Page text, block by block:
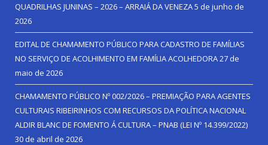
QUADRILHAS JUNINAS – 2026 – ARRAIÁ DA VENEZA5 de junho de
2026
EDITAL DE CHAMAMENTO PÚBLICO PARA CADASTRO DE FAMÍLIAS
NO SERVIÇO DE ACOLHIMENTO EM FAMÍLIA ACOLHEDORA27 de
maio de 2026
CHAMAMENTO PÚBLICO Nº 002/2026 – PREMIAÇÃO PARA AGENTES
CULTURAIS RIBEIRINHOS COM RECURSOS DA POLÍTICA NACIONAL
ALDIR BLANC DE FOMENTO Á CULTURA – PNAB (LEI Nº 14.399/2022)
30 de abril de 2026